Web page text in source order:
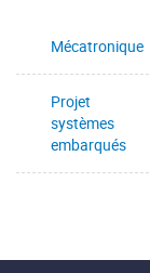
Mécatronique
Projet
systèmes
embarqués